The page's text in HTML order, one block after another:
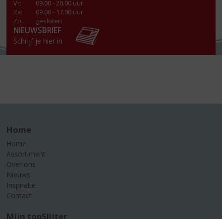
Vr:
09.00 - 20.00 uur
Za:
09.00 - 17.00 uur
Zo:
gesloten
NIEUWSBRIEF
Schrijf je hier in
Home
Home
Assortiment
Over ons
Nieuws
Inspiratie
Contact
Mijn topSlijter